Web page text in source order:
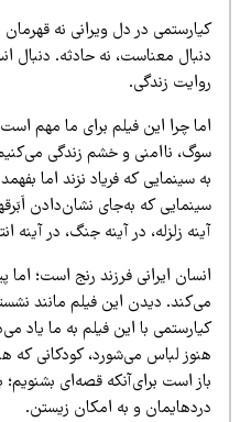
در دل ویرانی نه قهرمان
معناست، نه حادثه. دنبال انسان
زندگی.
چرا این فیلم برای ما مهم است؟
ناامنی و خشم زندگی می‌کنیم،
سینمایی که فریاد نزند اما بفهمد.
که به‌جای نشان‌دادن
زلزله، در آینه جنگ، در آینه انتظار.
ایرانی فرزند رنج است؛ اما
دیدن این فیلم مانند نشستن
با این فیلم به ما یاد
لباس می‌شورد، کودکانی که هنوز
است برای‌آنکه قصه‌ای بشنویم؛ بلکه
و به امکان زیستن.